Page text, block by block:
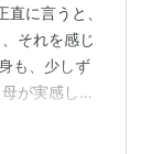
に言うと、
それを感じ
も、少しず
が実感して
興味を持つ